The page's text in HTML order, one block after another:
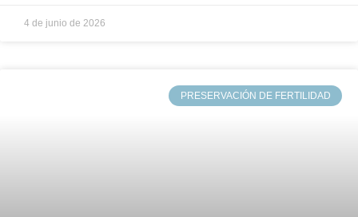
4 de junio de 2026
PRESERVACIÓN DE FERTILIDAD